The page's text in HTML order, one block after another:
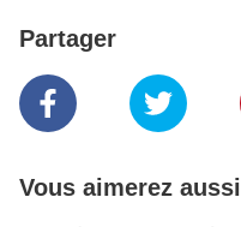
Partager
Vous aimerez aussi